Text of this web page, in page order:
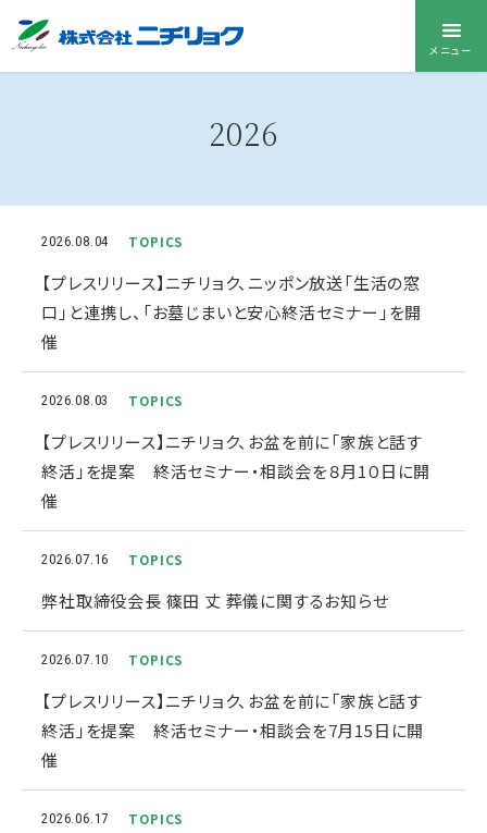
メニュー
2026
2026.08.04 TOPICS
【プレスリリース】ニチリョク、ニッポン放送「生活の窓
口」と連携し、「お墓じまいと安心終活セミナー」を開
催
2026.08.03 TOPICS
【プレスリリース】ニチリョク、お盆を前に「家族と話す
終活」を提案 終活セミナー・相談会を８月1０日に開
催
2026.07.16 TOPICS
弊社取締役会長 篠田 丈 葬儀に関するお知らせ
2026.07.10 TOPICS
【プレスリリース】ニチリョク、お盆を前に「家族と話す
終活」を提案 終活セミナー・相談会を7月15日に開
催
2026.06.17 TOPICS